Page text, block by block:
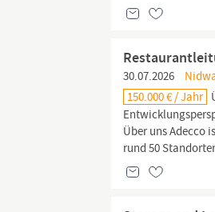
30.07.2026
150.000 € / Jahr
Über uns Adecco
rund 50